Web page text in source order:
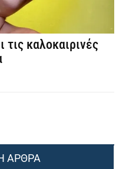
καλοκαιρινές
ΑΡΘΡΑ